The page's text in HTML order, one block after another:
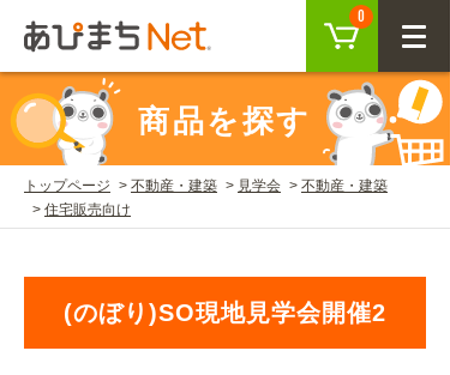
0
CLOSE
ログイン
会員登録
商品を探す
SEARCH
商品を探す
トップページ 不動産・建築 見学会
不動産・建築
住宅販売向け
(のぼり)SO現地見学会開催2